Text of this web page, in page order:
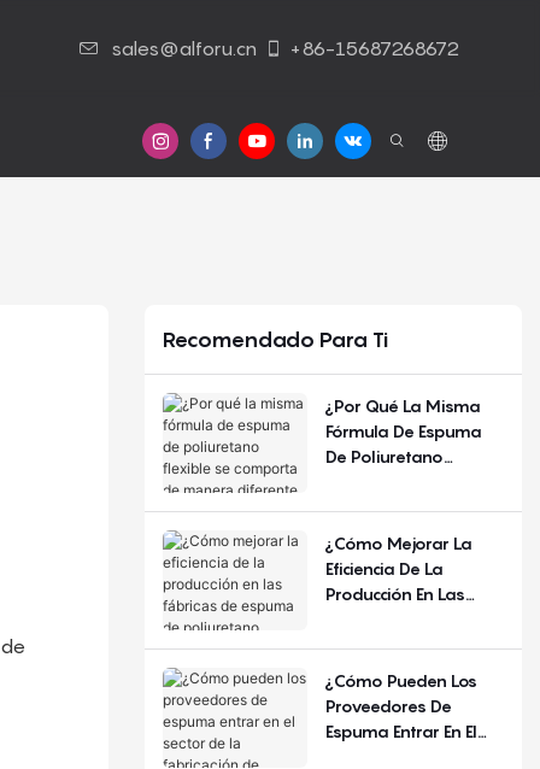
sales@alforu.cn +86-15687268672
Contáctenos
Recomendado Para Ti
¿Por Qué La Misma
Fórmula De Espuma
De Poliuretano
De Manera Diferente
Año Y La Región?
¿Cómo Mejorar La
Eficiencia De La
Producción En Las
De Poliuretano
¿Cómo Pueden Los
Proveedores De
Espuma Entrar En El